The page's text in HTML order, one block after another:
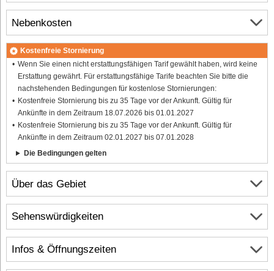
Über das Gebiet
Infos & Öffnungszeiten
Nebenkosten
Kostenfreie Stornierung
Wenn Sie einen nicht erstattungsfähigen Tarif gewählt haben, wird keine
Erstattung gewährt. Für erstattungsfähige Tarife beachten Sie bitte die
nachstehenden Bedingungen für kostenlose Stornierungen:
Kostenfreie Stornierung bis zu 35 Tage vor der Ankunft. Gültig für
Ankünfte in dem Zeitraum 18.07.2026 bis 01.01.2027
Kostenfreie Stornierung bis zu 35 Tage vor der Ankunft. Gültig für
Ankünfte in dem Zeitraum 02.01.2027 bis 07.01.2028
Die Bedingungen gelten
Sehenswürdigkeiten